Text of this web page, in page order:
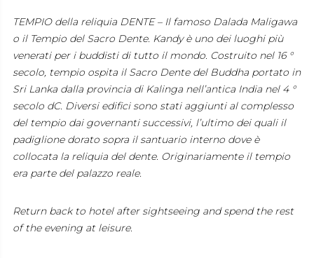
TEMPIO della reliquia DENTE – Il famoso Dalada Maligawa
o il Tempio del Sacro Dente. Kandy è uno dei luoghi più
venerati per i buddisti di tutto il mondo. Costruito nel 16 °
secolo, tempio ospita il Sacro Dente del Buddha portato in
Sri Lanka dalla provincia di Kalinga nell’antica India nel 4 °
secolo dC. Diversi edifici sono stati aggiunti al complesso
del tempio dai governanti successivi, l’ultimo dei quali il
padiglione dorato sopra il santuario interno dove è
collocata la reliquia del dente. Originariamente il tempio
era parte del palazzo reale.
Return back to hotel after sightseeing and spend the rest
of the evening at leisure.